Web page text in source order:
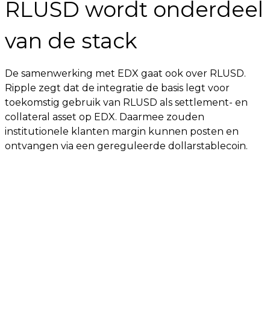
RLUSD wordt onderdeel
van de stack
De samenwerking met EDX gaat ook over RLUSD.
Ripple zegt dat de integratie de basis legt voor
toekomstig gebruik van RLUSD als settlement- en
collateral asset op EDX. Daarmee zouden
institutionele klanten margin kunnen posten en
ontvangen via een gereguleerde dollarstablecoin.